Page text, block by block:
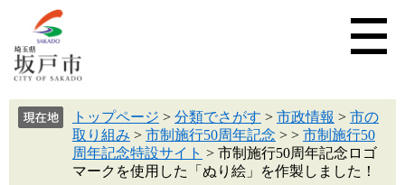
トップページ > 分類でさがす > 市政情報 > 市の
取り組み > 市制施行50周年記念 > > 市制施行50
周年記念特設サイト > 市制施行50周年記念ロゴ
マークを使用した「ぬり絵」を作製しました！